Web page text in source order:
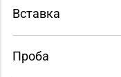
Вставка
Проба